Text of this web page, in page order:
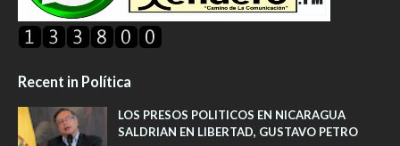
Recent in Política
LOS PRESOS POLITICOS EN NICARAGUA
SALDRIAN EN LIBERTAD, GUSTAVO PETRO